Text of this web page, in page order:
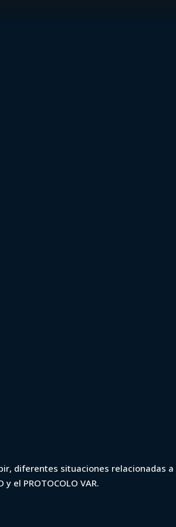
Dep.
(min.
diferentes situaciones relacionadas a
el PROTOCOLO VAR.